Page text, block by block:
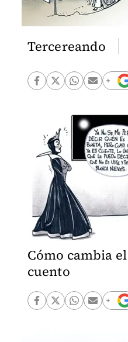
Tercereando
Cómo cambia el
cuento